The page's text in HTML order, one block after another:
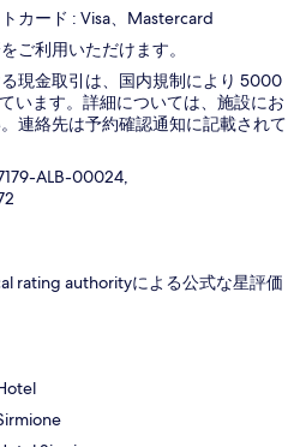
カード : Visa、Mastercard
ご利用いただけます。
現金取引は、国内規制により 5000
います。詳細については、施設にお
連絡先は予約確認通知に記載されて
ALB-00024,
rating authorityによる公式な星評価